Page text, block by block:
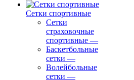
Сетки спортивные
Сетки
страховочные
спортивные —
Баскетбольные
сетки —
Волейбольные
сетки —